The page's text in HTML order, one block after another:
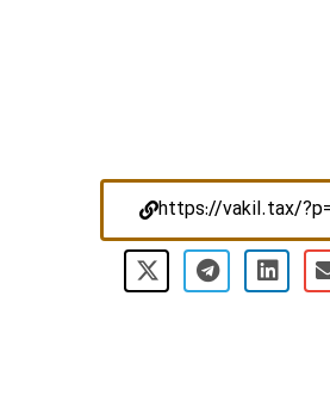
https://vakil.tax/